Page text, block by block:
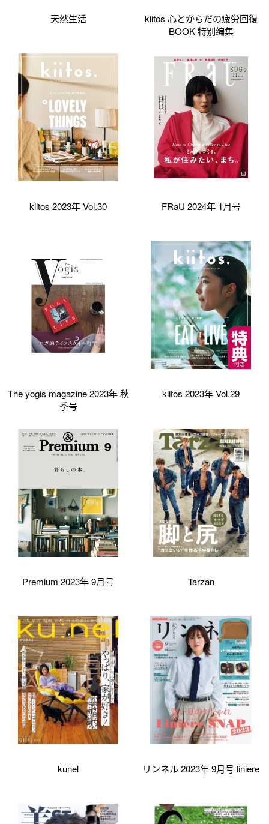
天然生活
kiitos 心とからだの疲労回復
BOOK 特别编集
kiitos 2023年 Vol.30 FRaU 2024年 1月号
The yogis magazine 2023年 秋
季号
kiitos 2023年 Vol.29
Premium 2023年 9月号 Tarzan
kunel リンネル 2023年 9月号 liniere